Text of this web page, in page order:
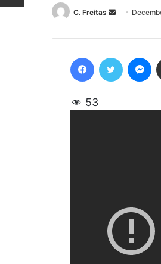
C. Freitas
Send
email
53